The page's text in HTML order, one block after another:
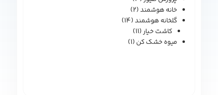
خانه هوشمند(2)
گلخانه هوشمند(14)
کاشت خیار(11)
میوه خشک کن(1)